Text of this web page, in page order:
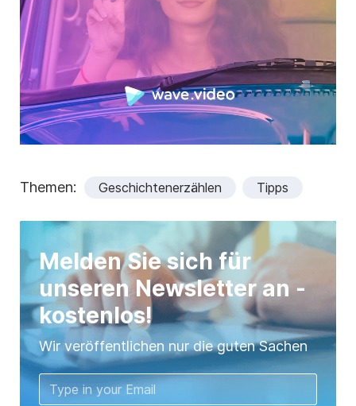
Themen: Geschichtenerzählen Tipps
Melden Sie sich für
unseren Newsletter an -
kostenlos!
Wir veröffentlichen nur die guten Sachen